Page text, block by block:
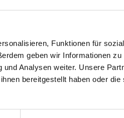
Funktionen für
geben wir Informationen
Analysen weiter. Unsere
bereitgestellt haben oder
Artikel
Ried im Innkreis in alten